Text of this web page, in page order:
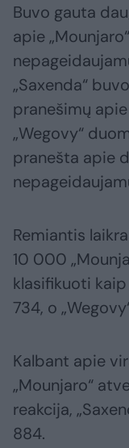
Buvo gauta
apie
„Saxenda“
pranešimų
„Wegovy“
pranešta apie
Remiantis
10 000
klasifikuoti kaip
734, o
Kalbant apie
„Mounjaro“
reakcija,
884.